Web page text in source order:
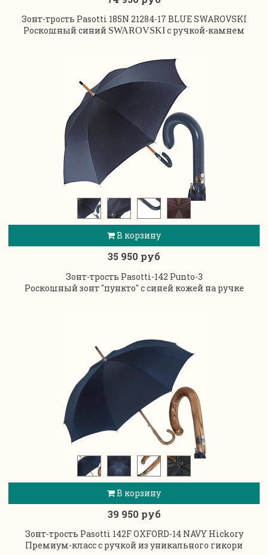
Зонт-трость Pasotti 185N 21284-17 BLUE SWAROVSKI
Роскошный синий SWAROVSKIс ручкой-камнем
В корзину
35 950 руб
Зонт-трость Pasotti-142 Punto-3
Роскошный зонт "пункто" с синей кожей на ручке
В корзину
39 950 руб
Зонт-трость Pasotti 142F OXFORD-14 NAVY Hickory
Премиум-класс с ручкой из уникального гикори